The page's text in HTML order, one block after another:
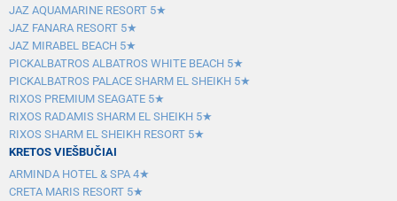
JAZ AQUAMARINE RESORT 5★
JAZ FANARA RESORT 5★
JAZ MIRABEL BEACH 5★
PICKALBATROS ALBATROS WHITE BEACH 5★
PICKALBATROS PALACE SHARM EL SHEIKH 5★
RIXOS PREMIUM SEAGATE 5★
RIXOS RADAMIS SHARM EL SHEIKH 5★
RIXOS SHARM EL SHEIKH RESORT 5★
KRETOS VIEŠBUČIAI
ARMINDA HOTEL & SPA 4★
CRETA MARIS RESORT 5★